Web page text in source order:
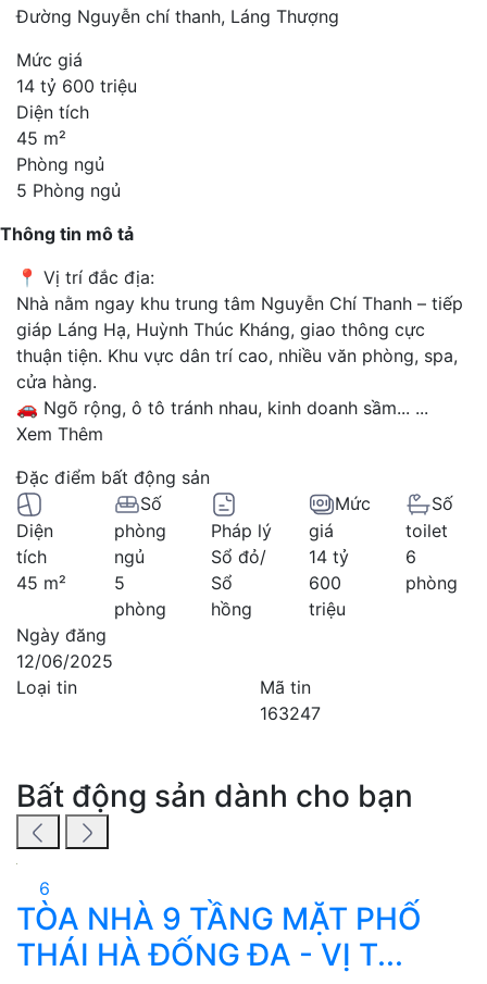
Đường Nguyễn chí thanh, Láng Thượng
Mức giá
14 tỷ 600 triệu
Diện tích
45 m²
Phòng ngủ
5 Phòng ngủ
Thông tin mô tả
📍 Vị trí đắc địa:
Nhà nằm ngay khu trung tâm Nguyễn Chí Thanh – tiếp
giáp Láng Hạ, Huỳnh Thúc Kháng, giao thông cực
thuận tiện. Khu vực dân trí cao, nhiều văn phòng, spa,
cửa hàng.
🚗 Ngõ rộng, ô tô tránh nhau, kinh doanh sầm... ...
Xem Thêm
Đặc điểm bất động sản
Diện
tích
45 m²
Số
phòng
ngủ
5
phòng
Pháp lý
Sổ đỏ/
Sổ
hồng
Mức
giá
14 tỷ
600
triệu
Số
toilet
6
phòng
Ngày đăng
12/06/2025
Loại tin
Mã tin
163247
Bất động sản dành cho bạn
6
TÒA NHÀ 9 TẦNG MẶT PHỐ
THÁI HÀ ĐỐNG ĐA - VỊ T...